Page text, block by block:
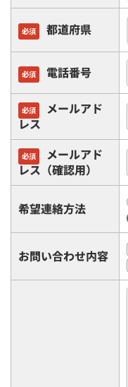
必須 都道府県
必須 電話番号
必須
メールアド
レス
必須
メールアド
レス（確認用）
希望連絡方法
お問い合わせ内容